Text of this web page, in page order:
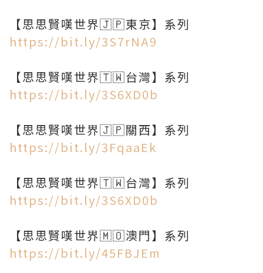
https://bit.ly/3S7rNA9
https://bit.ly/3S6XD0b
https://bit.ly/3FqaaEk
https://bit.ly/3S6XD0b
https://bit.ly/45FBJEm